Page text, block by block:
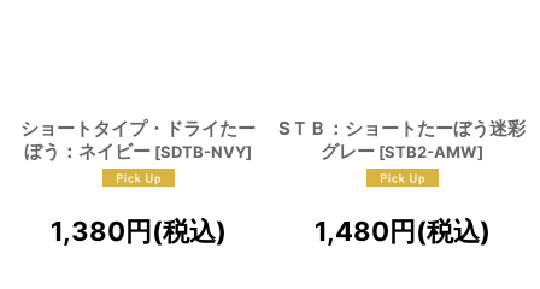
ショートタイプ・ドライたー
ぼう：ネイビー [SDTB-NVY]
1,380円 (税込)
SＴＢ：ショートたーぼう迷彩
グレー [STB2-AMW]
1,480円 (税込)